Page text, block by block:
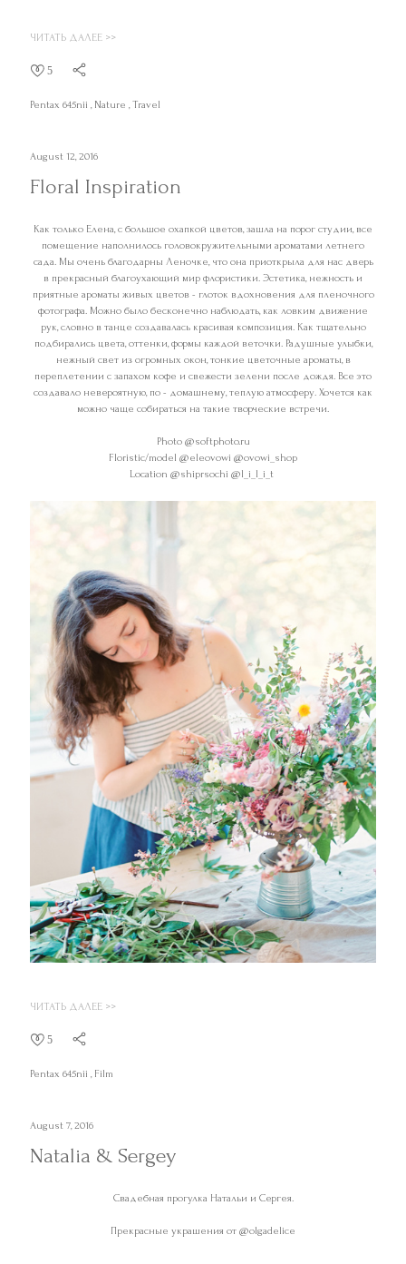
ЧИТАТЬ ДАЛЕЕ >>
5
Pentax 645nii Nature Travel
August 12, 2016
Floral Inspiration
Как только Елена, с большое охапкой цветов, зашла на порог студии, все
помещение наполнилось головокружительными ароматами летнего
сада. Мы очень благодарны Леночке, что она приоткрыла для нас дверь
в прекрасный благоухающий мир флористики. Эстетика, нежность и
приятные ароматы живых цветов - глоток вдохновения для пленочного
фотографа. Можно было бесконечно наблюдать, как ловким движение
рук, словно в танце создавалась красивая композиция. Как тщательно
подбирались цвета, оттенки, формы каждой веточки. Радушные улыбки,
нежный свет из огромных окон, тонкие цветочные ароматы, в
переплетении с запахом кофе и свежести зелени после дождя. Все это
создавало невероятную, по - домашнему, теплую атмосферу. Хочется как
можно чаще собираться на такие творческие встречи.
Photo @softphoto.ru
Floristic/model @eleovowi @ovowi_shop
Location @shiprsochi @l_i_l_i_t
ЧИТАТЬ ДАЛЕЕ >>
5
Pentax 645nii Film
August 7, 2016
Natalia & Sergey
Свадебная прогулка Натальи и Сергея.
Прекрасные украшения от @olgadelice